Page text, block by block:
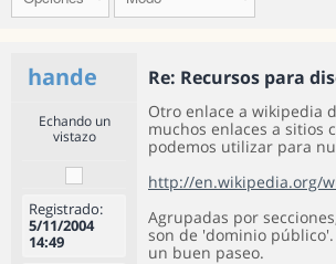
hande Re: Recursos para
Echando un
vistazo
Registrado:
5/11/2004
14:49
Otro enlace a wikipedia
muchos enlaces a sitios
podemos utilizar para
http://en.wikipedia.org/
Agrupadas por
son de 'dominio
un buen paseo.